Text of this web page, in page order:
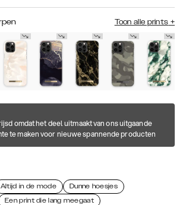
Toon alle prints +
omdat het deel uitmaakt van ons uitgaande
te maken voor nieuwe spannende producten
Altijd in de mode
Dunne hoesjes
Een print die lang meegaat